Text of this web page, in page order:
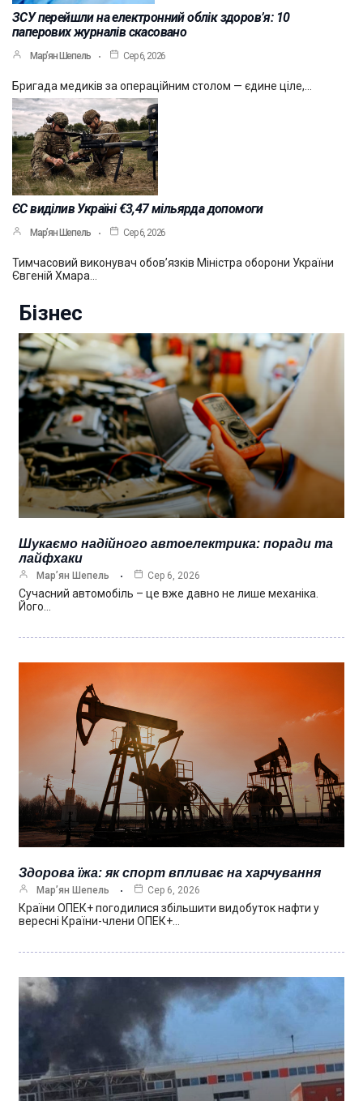
ЗСУ перейшли на електронний облік здоров’я: 10
паперових журналів скасовано
Мар’ян Шепель Сер 6, 2026
Бригада медиків за операційним столом — єдине ціле,…
ЄС виділив Україні €3,47 мільярда допомоги
Мар’ян Шепель Сер 6, 2026
Тимчасовий виконувач обов’язків Міністра оборони України
Євгеній Хмара…
Бізнес
Шукаємо надійного автоелектрика: поради та
лайфхаки
Мар’ян Шепель Сер 6, 2026
Сучасний автомобіль – це вже давно не лише механіка.
Його…
Здорова їжа: як спорт впливає на харчування
Мар’ян Шепель Сер 6, 2026
Країни ОПЕК+ погодилися збільшити видобуток нафти у
вересні Країни-члени ОПЕК+…